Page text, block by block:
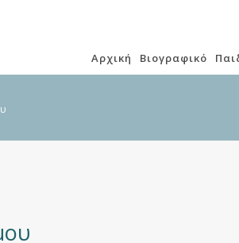
Αρχική Βιογραφικό